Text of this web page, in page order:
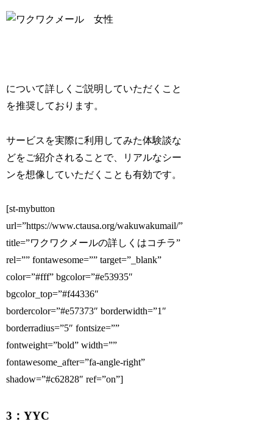
について詳しくご説明していただくこと
を推奨しております。
サービスを実際に利用してみた体験談な
どをご紹介されることで、リアルなシー
ンを想像していただくことも有効です。
[st-mybutton
url=”https://www.ctausa.org/wakuwakumail/”
title=”ワクワクメールの詳しくはコチラ”
rel=”” fontawesome=”” target=”_blank”
color=”#fff” bgcolor=”#e53935″
bgcolor_top=”#f44336″
bordercolor=”#e57373″ borderwidth=”1″
borderradius=”5″ fontsize=””
fontweight=”bold” width=””
fontawesome_after=”fa-angle-right”
shadow=”#c62828″ ref=”on”]
3：YYC